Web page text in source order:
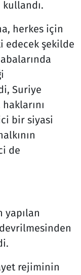
herkes için
edecek şekilde
Suriye
bir siyasi
de
yapılan
rejiminin